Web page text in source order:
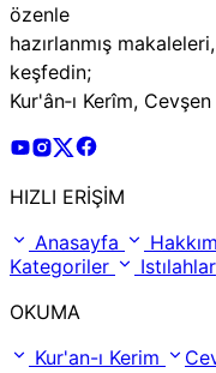
özenle
hazırlanmış
keşfedin;
Kur'ân‑ı Kerîm,
Risale Online
Risale Online
Risale Online X
HIZLI ERİŞİM
Anasayfa
Kategoriler
Istılahlar
OKUMA
Kur'an-ı Kerim